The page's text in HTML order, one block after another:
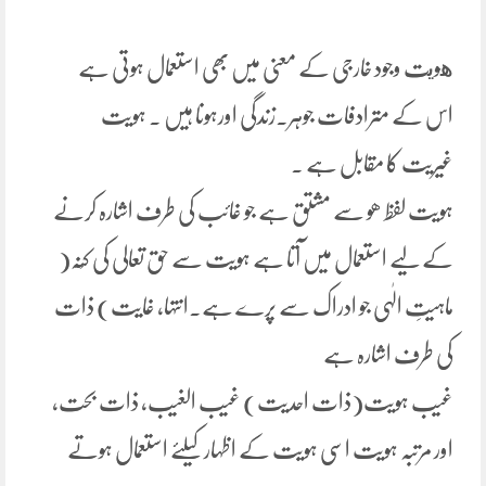
هويت وجود خارجی کے معنی میں بھی استعمال ہوتی ہے
اس کے مترادفات جوہر۔زندگی اورہونا ہیں ۔ ہویت
غیریت کا مقابل ہے ۔
ہویت لفظ ھو سے مشتق ہے جو غائب کی طرف اشارہ کرنے
کے لیے استعمال میں آتا ہے ہویت سے حق تعالی کی کُنْہ(
ماہیتِ الٰہی جو ادراک سے پرے ہے۔انتہا، غایت) ذات
کی طرف اشارہ ہے
غیب ہویت(ذات احدیت) غیب الغیب، ذات بحت،
اور مرتبہ ہویت اسی ہویت کے اظہار کیلئے استعمال ہوتے